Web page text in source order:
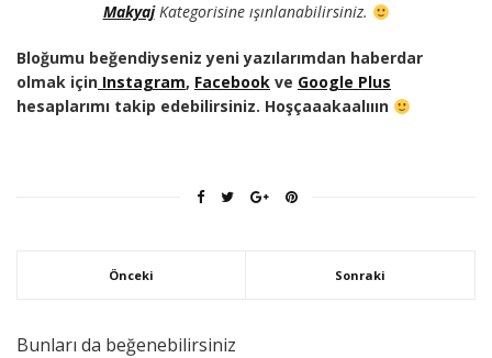
MakyajKategorisine ışınlanabilirsiniz.
Bloğumu beğendiyseniz yeni yazılarımdan haberdar
olmak için Instagram, Facebook ve Google Plus
hesaplarımı takip edebilirsiniz. Hoşçaaakaalııın
Önceki Sonraki
Bunları da beğenebilirsiniz